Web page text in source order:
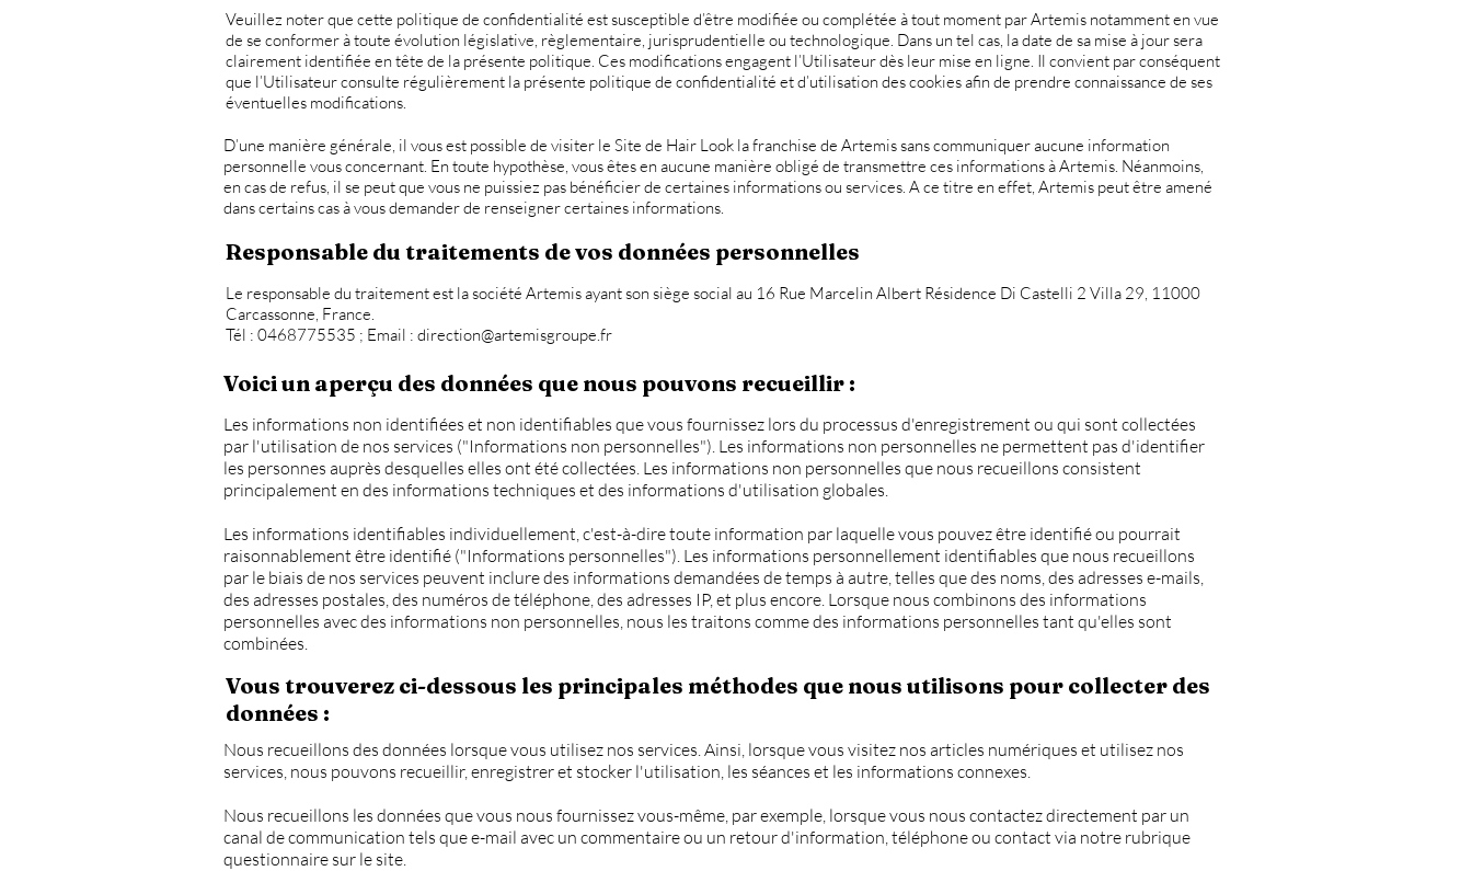
Veuillez noter que cette politique de confidentialité est susceptible d’être modifiée ou complétée à tout moment par Artemis notamment en vue
de se conformer à toute évolution législative, règlementaire, jurisprudentielle ou technologique. Dans un tel cas, la date de sa mise à jour sera
clairement identifiée en tête de la présente politique. Ces modifications engagent l’Utilisateur dès leur mise en ligne. Il convient par conséquent
que l’Utilisateur consulte régulièrement la présente politique de confidentialité et d’utilisation des cookies afin de prendre connaissance de ses
éventuelles modifications.
D’une manière générale, il vous est possible de visiter le Site de Hair Look la franchise de Artemis sans communiquer aucune information
personnelle vous concernant. En toute hypothèse, vous êtes en aucune manière obligé de transmettre ces informations à Artemis. Néanmoins,
en cas de refus, il se peut que vous ne puissiez pas bénéficier de certaines informations ou services. A ce titre en effet, Artemis peut être amené
dans certains cas à vous demander de renseigner certaines informations.
Responsable du traitements de vos données personnelles
Le responsable du traitement est la société Artemis ayant son siège social au 16 Rue Marcelin Albert Résidence Di Castelli 2 Villa 29, 11000
Carcassonne, France.
Tél : 0468775535 ; Email : direction@artemisgroupe.fr
Voici un aperçu des données que nous pouvons recueillir :
Les informations non identifiées et non identifiables que vous fournissez lors du processus d'enregistrement ou qui sont collectées
par l'utilisation de nos services ("Informations non personnelles"). Les informations non personnelles ne permettent pas d'identifier
les personnes auprès desquelles elles ont été collectées. Les informations non personnelles que nous recueillons consistent
principalement en des informations techniques et des informations d'utilisation globales.
Les informations identifiables individuellement, c'est-à-dire toute information par laquelle vous pouvez être identifié ou pourrait
raisonnablement être identifié ("Informations personnelles"). Les informations personnellement identifiables que nous recueillons
par le biais de nos services peuvent inclure des informations demandées de temps à autre, telles que des noms, des adresses e-mails,
des adresses postales, des numéros de téléphone, des adresses IP, et plus encore. Lorsque nous combinons des informations
personnelles avec des informations non personnelles, nous les traitons comme des informations personnelles tant qu'elles sont
combinées.
Vous trouverez ci-dessous les principales méthodes que nous utilisons pour collecter des
données :
Nous recueillons des données lorsque vous utilisez nos services. Ainsi, lorsque vous visitez nos articles numériques et utilisez nos
services, nous pouvons recueillir, enregistrer et stocker l'utilisation, les séances et les informations connexes.
Nous recueillons les données que vous nous fournissez vous-même, par exemple, lorsque vous nous contactez directement par un
canal de communication tels que e-mail avec un commentaire ou un retour d'information, téléphone ou contact via notre rubrique
questionnaire sur le site.